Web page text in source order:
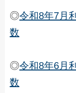
◎令和8年7月
数
◎令和8年6月
数